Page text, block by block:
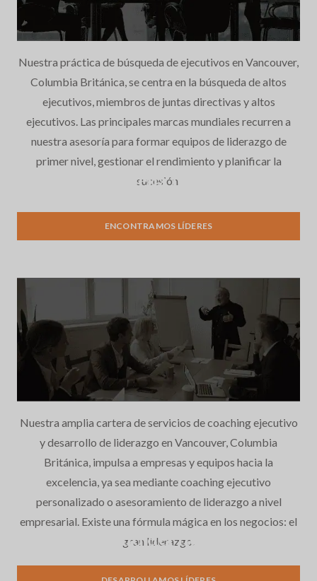
Búsqueda de Ejecutivos
Nuestra práctica de búsqueda de ejecutivos en Vancouver,
Columbia Británica, se centra en la búsqueda de altos
ejecutivos, miembros de juntas directivas y altos
ejecutivos. Las principales marcas mundiales recurren a
nuestra asesoría para formar equipos de liderazgo de
primer nivel, gestionar el rendimiento y planificar la
sucesión.
ENCONTRAMOS LÍDERES
Desarrollo del liderazgo
Nuestra amplia cartera de servicios de coaching ejecutivo
y desarrollo de liderazgo en Vancouver, Columbia
Británica, impulsa a empresas y equipos hacia la
excelencia, ya sea mediante coaching ejecutivo
personalizado o asesoramiento de liderazgo a nivel
empresarial. Existe una fórmula mágica en los negocios: el
gran liderazgo.